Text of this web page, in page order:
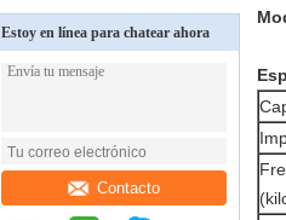
Estoy en línea para chatear ahora
Contacto